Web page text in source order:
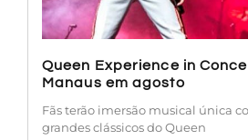
Queen Experience in
Manaus em agosto
Fãs terão imersão musical única
grandes clássicos do Queen